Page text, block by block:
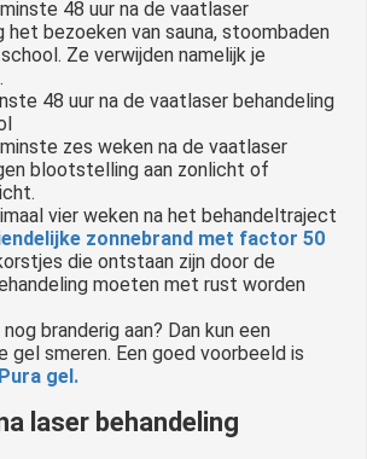
48 uur na de vaatlaser
het bezoeken van sauna, stoombaden
Ze verwijden namelijk je
48 uur na de vaatlaser behandeling
zes weken na de vaatlaser
blootstelling aan zonlicht of
vier weken na het behandeltraject
zonnebrand met factor 50
die ontstaan zijn door de
moeten met rust worden
branderig aan? Dan kun een
gel smeren. Een goed voorbeeld is
gel.
laser behandeling